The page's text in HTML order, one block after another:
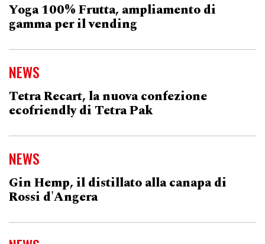
Yoga 100% Frutta, ampliamento di
gamma per il vending
NEWS
Tetra Recart, la nuova confezione
ecofriendly di Tetra Pak
NEWS
Gin Hemp, il distillato alla canapa di
Rossi d'Angera